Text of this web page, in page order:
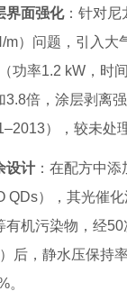
面强化：针对尼
m）问题，引入
功率1.2 kW，时
3.8倍，涂层剥离
），较未处
设计：在配方中添
QDs），其光催
有机污染物，经
后，静水压保持
。